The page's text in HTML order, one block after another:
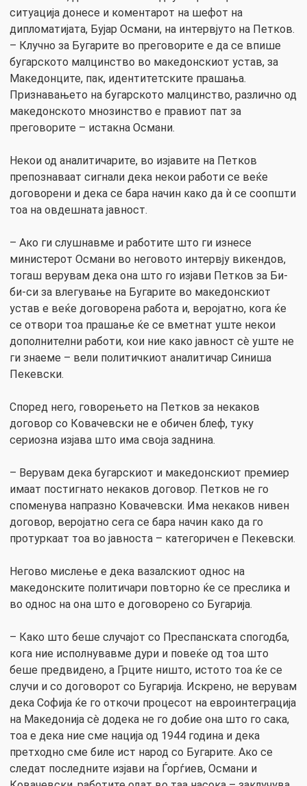
ситуација донесе и коментарот на шефот на
дипломатијата, Бујар Османи, на интервјуто на Петков.
– Клучно за Бугарите во преговорите е да се впише
бугарското малцинство во македонскиот устав, за
Македонците, пак, идентитетските прашања.
Признавањето на бугарското малцинство, различно од
македонското мнозинство е правиот пат за
преговорите – истакна Османи.
Некои од аналитичарите, во изјавите на Петков
препознаваат сигнали дека некои работи се веќе
договорени и дека се бара начин како да ѝ се соопшти
тоа на овдешната јавност.
– Ако ги слушнавме и работите што ги изнесе
министерот Османи во неговото интервју викендов,
тогаш верувам дека она што го изјави Петков за Би-
би-си за влегување на Бугарите во македонскиот
устав е веќе договорена работа и, веројатно, кога ќе
се отвори тоа прашање ќе се вметнат уште некои
дополнителни работи, кои ние како јавност сè уште не
ги знаеме – вели политичкиот аналитичар Синиша
Пекевски.
Според него, говорењето на Петков за некаков
договор со Ковачевски не е обичен блеф, туку
сериозна изјава што има своја заднина.
– Верувам дека бугарскиот и македонскиот премиер
имаат постигнато некаков договор. Петков не го
споменува напразно Ковачевски. Има некаков нивен
договор, веројатно сега се бара начин како да го
протуркаат тоа во јавноста – категоричен е Пекевски.
Негово мислење е дека вазалскиот однос на
македонските политичари повторно ќе се преслика и
во однос на она што е договорено со Бугарија.
– Како што беше случајот со Преспанската спогодба,
кога ние исполнувавме дури и повеќе од тоа што
беше предвидено, а Грците ништо, истото тоа ќе се
случи и со договорот со Бугарија. Искрено, не верувам
дека Софија ќе го откочи процесот на евроинтеграција
на Македонија сè додека не го добие она што го сака,
тоа е дека ние сме нација од 1944 година и дека
претходно сме биле ист народ со Бугарите. Ако се
следат последните изјави на Ѓорѓиев, Османи и